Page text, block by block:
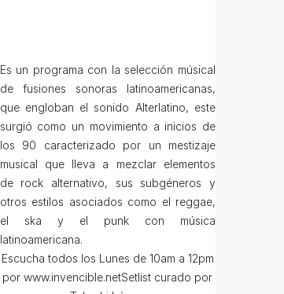
Es un programa con la selección músical
de fusiones sonoras latinoamericanas,
que engloban el sonido Alterlatino, este
surgió como un movimiento a inicios de
los 90 caracterizado por un mestizaje
musical que lleva a mezclar elementos
de rock alternativo, sus subgéneros y
otros estilos asociados como el reggae,
el ska y el punk con música
latinoamericana.
Escucha todos los Lunes de 10am a 12pm
por www.invencible.netSetlist curado por